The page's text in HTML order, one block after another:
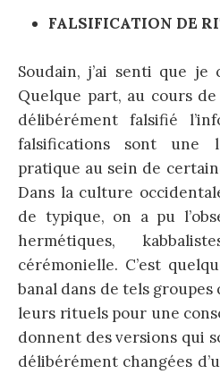
FALSIFICATION DE
Soudain, j’ai senti que je
Quelque part, au cours
délibérément falsifié
falsifications sont une
pratique au sein de
Dans la culture
de typique, on a pu
hermétiques,
cérémonielle. C’est
banal dans de tels groupes
leurs rituels pour une
donnent des versions qui
délibérément changées